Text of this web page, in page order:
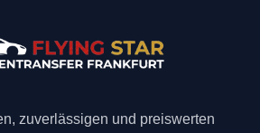
zuverlässigen und preiswerten